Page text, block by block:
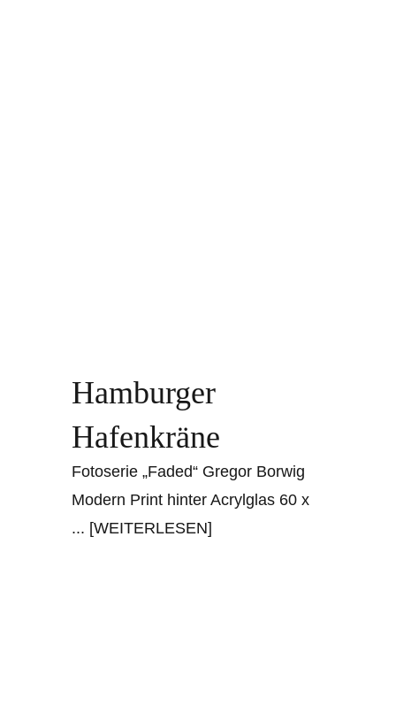
Hamburger
Hafenkräne
Fotoserie „Faded“ Gregor Borwig
Modern Print hinter Acrylglas 60 x
... [WEITERLESEN]